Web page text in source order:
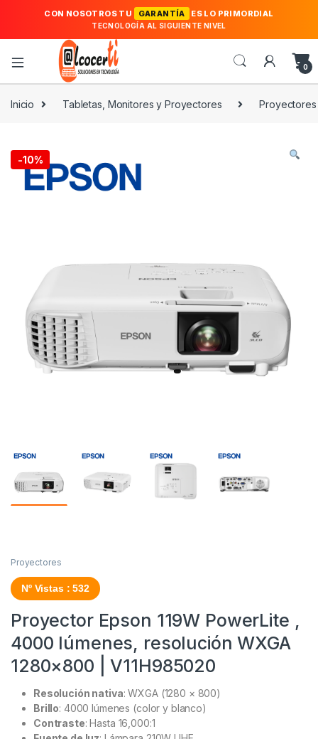
CON NOSOTROS TU GARANTÍA ES LO PRIMORDIAL
TECNOLOGÍA AL SIGUIENTE NIVEL
0
Inicio Tabletas, Monitores y Proyectores Proyectores
-10%
Proyectores
Nº Vistas : 532
Proyector Epson 119W PowerLite ,
4000 lúmenes, resolución WXGA
1280×800 | V11H985020
Resolución nativa: WXGA (1280 × 800)
Brillo: 4000 lúmenes (color y blanco)
Contraste: Hasta 16,000:1